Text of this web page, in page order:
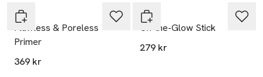
Pixi
Flawless & Poreless
Primer
369 kr
Pixi
On-the-Glow Stick
279 kr